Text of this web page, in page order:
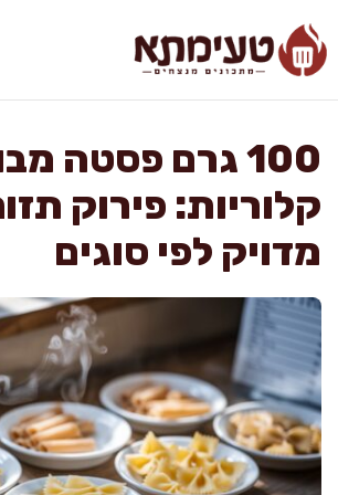
לתוכן
100 גרם פסטה
קלוריות: פירוק
מדויק לפי סוגים